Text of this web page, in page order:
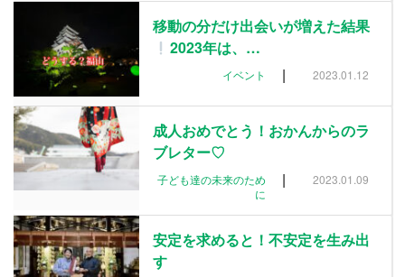
移動の分だけ出会いが増えた結果
2023年は、…
イベント | 2023.01.12
成人おめでとう！おかんからのラ
ブレター♡
子ども達の未来のため
に
| 2023.01.09
安定を求めると！不安定を生み出
す